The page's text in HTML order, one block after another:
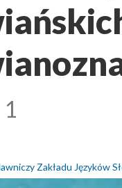
Zakładu Języków